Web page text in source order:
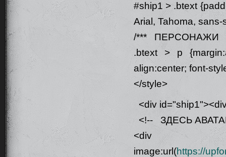
#ship1 > .btext
Arial, Tahoma,
/*** ПЕРСОНАЖИ
.btext > p
align:center; font-
</style>
<div
<!-- ЗДЕСЬ
<div
image:url(https://